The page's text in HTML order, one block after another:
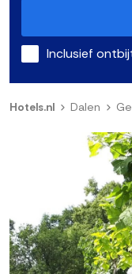
Inclusief
Hotels.nl Dalen